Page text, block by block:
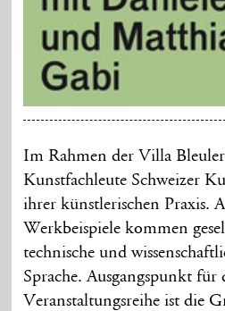
Im Rahmen der Villa Bleuler
Kunstfachleute Schweizer
ihrer künstlerischen Praxis.
Werkbeispiele kommen
technische und
Sprache. Ausgangspunkt für
Veranstaltungsreihe ist die